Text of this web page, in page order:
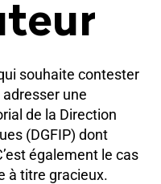
souhaite contester
une
de la Direction
(DGFIP) dont
également le cas
à titre gracieux.